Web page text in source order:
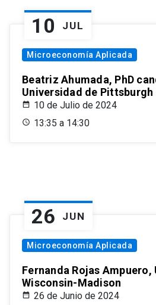
10 JUL
Microeconomía Aplicada
Beatriz Ahumada, PhD
Universidad de Pittsburgh
10 de Julio de 2024
13:35 a 14:30
26 JUN
Microeconomía Aplicada
Fernanda Rojas
Wisconsin-Madison
26 de Junio de 2024